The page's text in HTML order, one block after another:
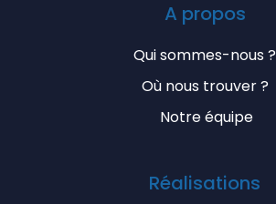
A propos
Qui sommes-nous ?
Où nous trouver ?
Notre équipe
Réalisations